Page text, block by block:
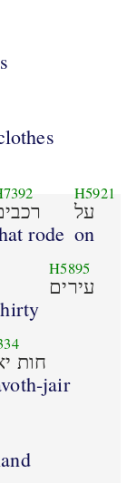
rode
H5921
על
on
H5895
עירים
חות
jair